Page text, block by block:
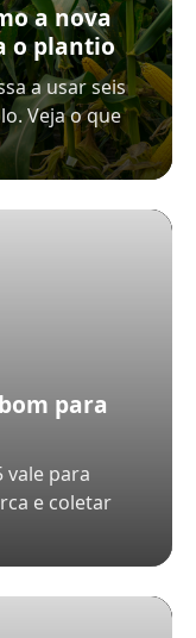
a nova
o plantio
a usar seis
Veja o que
para
vale para
e coletar